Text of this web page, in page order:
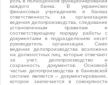
каждого банка. В украинских
финансовых учреждениях и банках
ответственность за организацию
ведения делопроизводства, следование
установленным правилам и
соответствующему порядку работы с
документами в подразделениях несет
руководитель организации. Само
ведение делопроизводства возложено
на должностных лиц, которые отвечают
за учет, делопроизводство и
сохранность документов. Основной
частью делопроизводства в банковской
системе является – документирование,
которое заключается в совокупности